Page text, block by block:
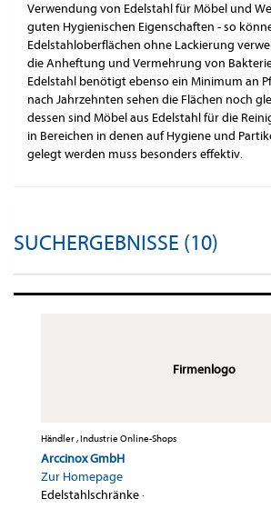
Verwendung von Edelstahl für Möbel und
guten Hygienischen Eigenschaften - so
Edelstahloberflächen ohne Lackierung
die Anheftung und Vermehrung von
Edelstahl benötigt ebenso ein Minimum an
nach Jahrzehnten sehen die Flächen noch
dessen sind Möbel aus Edelstahl für die
in Bereichen in denen auf Hygiene und
gelegt werden muss besonders effektiv.
SUCHERGEBNISSE (10)
Firmenlogo
Händler , Industrie Online-Shops
Arccinox GmbH
Zur Homepage
Edelstahlschränke·